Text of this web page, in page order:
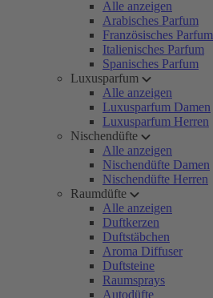
Alle anzeigen
Arabisches Parfum
Französisches Parfum
Italienisches Parfum
Spanisches Parfum
Luxusparfum
Alle anzeigen
Luxusparfum Damen
Luxusparfum Herren
Nischendüfte
Alle anzeigen
Nischendüfte Damen
Nischendüfte Herren
Raumdüfte
Alle anzeigen
Duftkerzen
Duftstäbchen
Aroma Diffuser
Duftsteine
Raumsprays
Autodüfte